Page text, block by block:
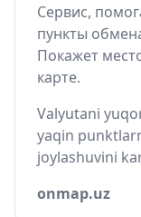
Сервис,
пункты
Покажет
карте.
Valyutani
yaqin
joylashuvini
onmap.uz